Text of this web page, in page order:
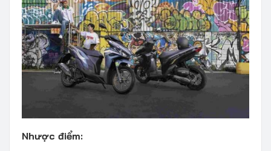
Nhược điểm: